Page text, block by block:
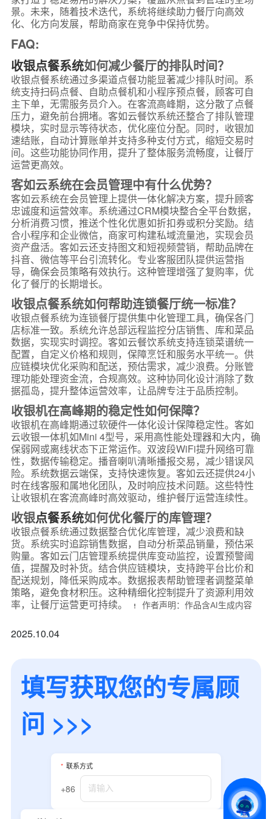
景。未来，随着技术迭代，系统将继续助力餐厅向高效
化、化方向发展，帮助商家在竞争中保持优势。
FAQ:
收银点餐系统如何减少餐厅的排队时间？
收银点餐系统通过多渠道点餐功能显著减少排队时间。系
统支持扫码点餐、自助点餐机和小程序预点餐，顾客可自
主下单，无需服务员介入。在客流高峰期，这分散了点餐
压力，避免前台拥堵。客如云餐饮系统还整合了排队管理
模块，实时显示等待状态，优化座位分配。同时，收银加
速结账，自动计算账单并支持多种支付方式，缩短交易时
间。这些功能协同作用，提升了整体服务流畅度，让餐厅
运营更高效。
客如云系统在会员管理中有什么优势？
客如云系统在会员管理上提供一体化解决方案，提升顾客
忠诚度和运营效率。系统通过CRM模块整合全平台数据，
分析消费习惯，推送个性化优惠如折扣券或积分奖励。结
合小程序和企业微信，商家可构建私域流量池，实现会员
资产盘活。客如云还支持图文和短视频营销，帮助品牌在
抖音、微信等平台引流转化。专业客服团队提供运营指
导，确保会员策略有效执行。这种管理增强了复购率，优
化了餐厅的长期增长。
收银点餐系统如何帮助连锁餐厅统一标准？
收银点餐系统为连锁餐厅提供集中化管理工具，确保各门
店标准一致。系统允许总部远程监控分店销售、库和菜品
数据，实现实时调控。客如云餐饮系统支持连锁菜谱统一
配置，自定义价格和规则，保障烹饪和服务水平统一。供
应链模块优化采购和配送，预估需求，减少浪费。分账管
理功能处理资金流，合规高效。这种协同化设计消除了数
据孤岛，提升整体运营效率，让品牌专注于品质控制。
收银机在高峰期的稳定性如何保障？
收银机在高峰期通过软硬件一体化设计保障稳定性。客如
云收银一体机如Mini 4型号，采用高性能处理器和大内，确
保弱网或离线状态下正常运作。双波段WiFi提升网络可靠
性，数据传输稳定。播音喇叭清晰播报交易，减少错误风
险。系统数据云端保，支持快速恢复。客如云还提供24小
时在线客服和属地化团队，及时响应技术问题。这些特性
让收银机在客流高峰时高效驱动，维护餐厅运营连续性。
收银点餐系统如何优化餐厅的库管理？
收银点餐系统通过数据整合优化库管理，减少浪费和缺
货。系统实时追踪销售数据，自动分析菜品销量，预估采
购量。客如云门店管理系统提供库变动监控，设置预警阈
值，提醒及时补货。结合供应链模块，支持跨平台比价和
配送规划，降低采购成本。数据报表帮助管理者调整菜单
策略，避免食材积压。这种精细化控制提升了资源利用效
率，让餐厅运营更可持续。
作者声明：作品含AI生成内容
2025.10.04
填写获取您的专属顾
问 >>>
* 联系方式
+86
联系方式
+86
所属业态
我的姓名